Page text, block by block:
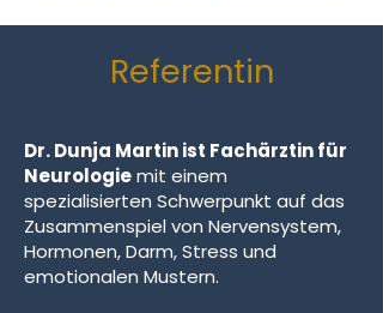
Referentin​
Dr. Dunja Martin ist Fachärztin für
Neurologiemit einem
spezialisierten Schwerpunkt auf das
Zusammenspiel von Nervensystem,
Hormonen, Darm, Stress und
emotionalen Mustern.